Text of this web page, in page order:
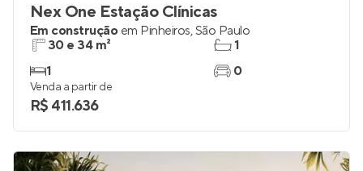
Nex One Estação Clínicas
Em construção em Pinheiros,São Paulo
30 e 34 m²
1
1
0
Venda a partir de
R$ 411.636